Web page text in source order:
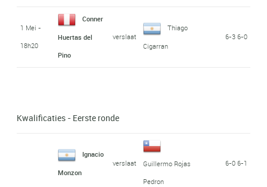
1 Mei -
18h20
Conner
Huertas del
Pino
verslaat
Thiago
Cigarran
6-3 6-0
Kwalificaties - Eerste ronde
Ignacio
Monzon
verslaat
Guillermo Rojas
Pedron
6-0 6-1